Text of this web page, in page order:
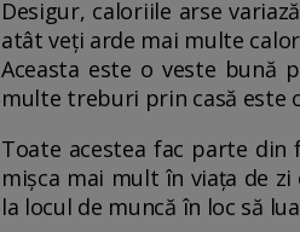
Desigur, caloriile arse
atât veți arde mai multe
Aceasta este o veste bună
multe treburi prin casă este
Toate acestea fac parte
mișca mai mult în viața de
la locul de muncă în loc să